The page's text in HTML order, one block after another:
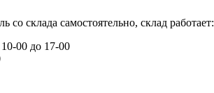
склада самостоятельно, склад работает:
00 до 17-00